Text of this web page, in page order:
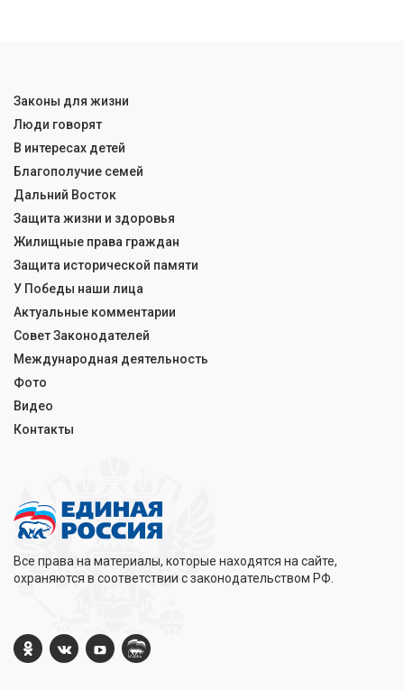
Все права на материалы, которые находятся на сайте,
охраняются в соответствии с законодательством РФ.
Законы для жизни
Люди говорят
В интересах детей
Благополучие семей
Дальний Восток
Защита жизни и здоровья
Жилищные права граждан
Защита исторической памяти
У Победы наши лица
Актуальные комментарии
Совет Законодателей
Международная деятельность
Фото
Видео
Контакты